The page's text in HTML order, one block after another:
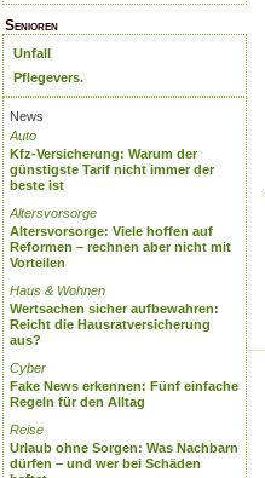
Senioren
Unfall
Pflegevers.
News
Auto
Kfz-Versicherung: Warum der
günstigste Tarif nicht immer der
beste ist
Altersvorsorge
Altersvorsorge: Viele hoffen auf
Reformen – rechnen aber nicht mit
Vorteilen
Haus & Wohnen
Wertsachen sicher aufbewahren:
Reicht die Hausratversicherung
aus?
Cyber
Fake News erkennen: Fünf einfache
Regeln für den Alltag
Reise
Urlaub ohne Sorgen: Was Nachbarn
dürfen – und wer bei Schäden